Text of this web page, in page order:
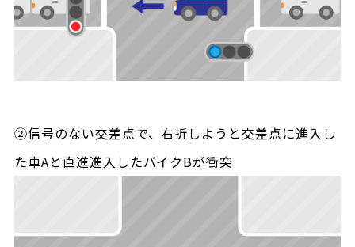
②信号のない交差点で、右折しようと交差点に進入し
た車Aと直進進入したバイクBが衝突